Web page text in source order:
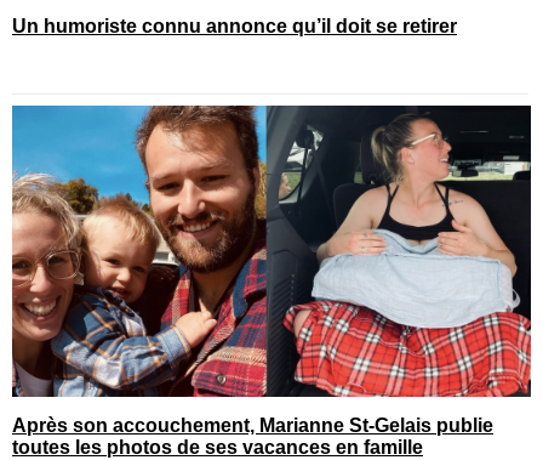
Un humoriste connu annonce qu’il doit se retirer
Après son accouchement, Marianne St-Gelais publie
toutes les photos de ses vacances en famille